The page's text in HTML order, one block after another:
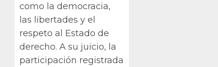
como la democracia,
las libertades y el
respeto al Estado de
derecho. A su juicio, la
participación registrada